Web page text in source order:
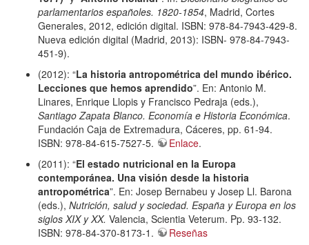
parlamentarios españoles. 1820-1854, Madrid, Cortes
Generales, 2012, edición digital. ISBN: 978-84-7943-429-8.
Nueva edición digital (Madrid, 2013): ISBN- 978-84-7943-
451-9).
(2012): “La historia antropométrica del mundo ibérico.
Lecciones que hemos aprendido”. En: Antonio M.
Linares, Enrique Llopis y Francisco Pedraja (eds.),
Santiago Zapata Blanco. Economía e Historia Económica.
Fundación Caja de Extremadura, Cáceres, pp. 61-94.
ISBN: 978-84-615-7527-5.
Enlace.
(2011): “El estado nutricional en la Europa
contemporánea. Una visión desde la historia
antropométrica”. En: Josep Bernabeu y Josep Ll. Barona
(eds.), Nutrición, salud y sociedad. España y Europa en los
siglos XIX y XX. Valencia, Scientia Veterum. Pp. 93-132.
ISBN: 978-84-370-8173-1.
Reseñas